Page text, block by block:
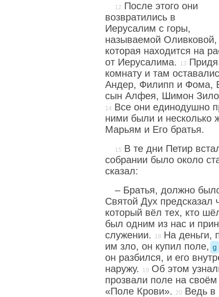
После этого они
возвратились в
Иерусалим с горы,
называемой Оливковой,
которая находится на
от Иерусалима.
комнату и там
Андер, Филипп и Фома,
сын Алфея, Шимон
Все они единодушно
ними были и несколько
Марьям и Его братья.
В те дни Петир
собрании было около
сказал:
– Братья, должно
Святой Дух предсказал
который вёл тех, кто
был одним из нас и
служении.
На деньги,
им зло, он купил поле, g
он разбился, и его
наружу.
Об этом
прозвали поле на своём
«Поле Крови».
Ведь в